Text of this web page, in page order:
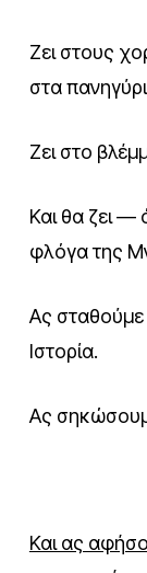
Ζει στους
στα
Ζει στο
Και θα ζει —
φλόγα της
Ας
Ιστορία.
Ας
Και ας